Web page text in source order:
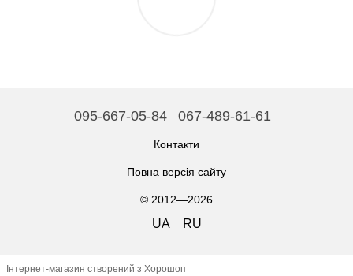
095-667-05-84 067-489-61-61
Контакти
Повна версія сайту
© 2012—2026
UA RU
Інтернет-магазин створений з Хорошоп